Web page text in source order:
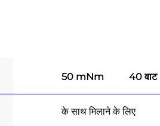
50 mNm 40 वाट
के साथ मिलाने के लिए